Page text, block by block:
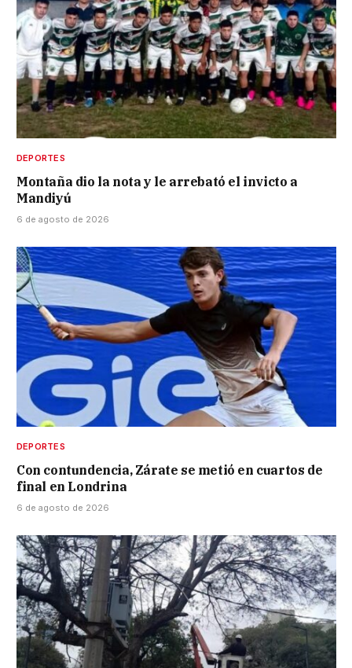
DEPORTES
Montaña dio la nota y le arrebató el invicto a
Mandiyú
6 de agosto de 2026
DEPORTES
Con contundencia, Zárate se metió en cuartos de
final en Londrina
6 de agosto de 2026